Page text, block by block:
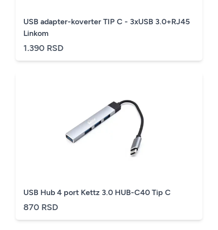
USB adapter-koverter TIP C - 3xUSB 3.0+RJ45
Linkom
1.390 RSD
USB Hub 4 port Kettz 3.0 HUB-C40 Tip C
870 RSD